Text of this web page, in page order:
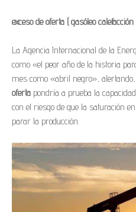
exceso de oferta ( gasóleo calefacción
La Agencia Internacional de la
como «el peor año de la historia
mes como «abril negro»,
oferta pondría a prueba la
con el riesgo de que la saturación
parar la producción.